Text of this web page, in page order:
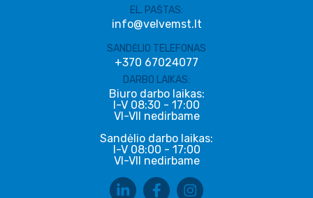
EL. PAŠTAS:
info@velvemst.lt
SANDĖLIO TELEFONAS
+370 67024077
DARBO LAIKAS:
Biuro darbo laikas:
I-V 08:30 - 17:00
VI-VII nedirbame
Sandėlio darbo laikas:
I-V 08:00 - 17:00
VI-VII nedirbame